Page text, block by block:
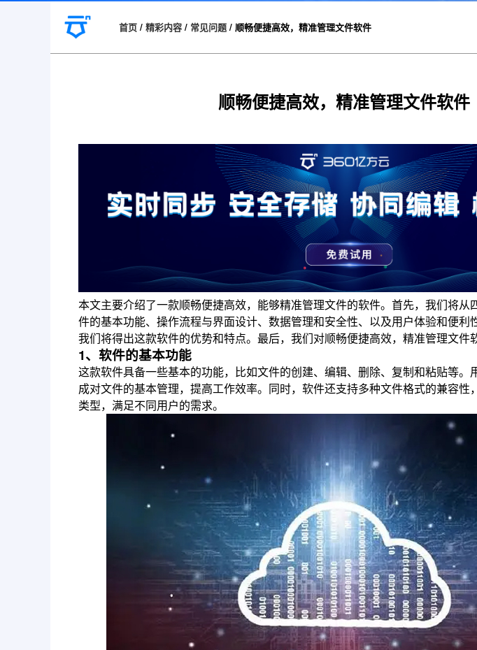
首页 / 精彩内容 / 常见问题 / 顺畅便捷高效，精准管理文件软件
顺畅便捷高效，精准管理文件软件
本文主要介绍了一款顺畅便捷高效，能够精准管理文件的软件。首先，我们将从
件的基本功能、操作流程与界面设计、数据管理和安全性、以及用户体验和便利
我们将得出这款软件的优势和特点。最后，我们对顺畅便捷高效，精准管理文件
1、软件的基本功能
这款软件具备一些基本的功能，比如文件的创建、编辑、删除、复制和粘贴等。
成对文件的基本管理，提高工作效率。同时，软件还支持多种文件格式的兼容性
类型，满足不同用户的需求。